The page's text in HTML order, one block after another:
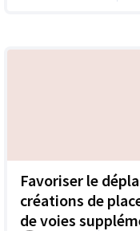
Favoriser le
créations de
de voies